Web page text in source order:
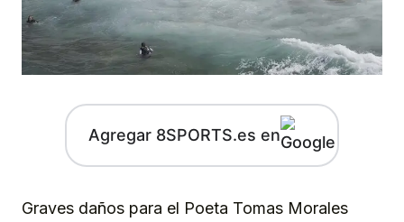
Agregar 8SPORTS.es en
Graves daños para el Poeta Tomas Morales